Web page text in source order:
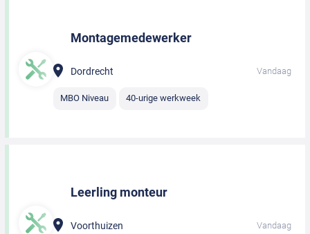
Montagemedewerker
Dordrecht Vandaag
MBO Niveau 40-urige werkweek
Leerling monteur
Voorthuizen Vandaag